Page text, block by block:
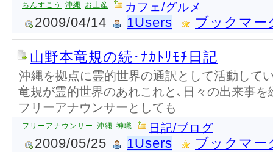
ちんすこう 沖縄 お土産 カフェ/グルメ
2009/04/14 1Users ブックマー
山野本竜規の続･ﾅｶﾄﾘﾓﾁ日記
沖縄を拠点に霊的世界の通訳として活動して
竜規が霊的世界のあれこれと､日々の出来事
フリーアナウンサーとしても
フリーアナウンサー 沖縄 神職 日記/ブログ
2009/05/25 1Users ブックマー